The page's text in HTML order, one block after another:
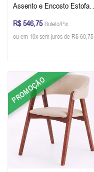
Assento e Encosto Estofado
Cinza
R$ 546,75 Boleto/Pix
ou em 10x sem juros de R$ 60,75
PROMOÇÃO